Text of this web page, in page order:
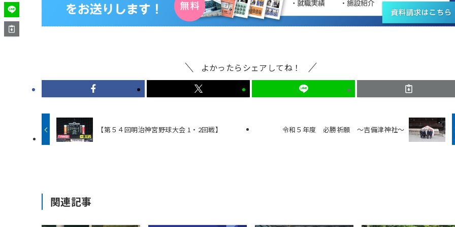
よかったらシェアしてね！
【第５４回明治神宮野球大会 1・2回戦】 令和５年度 必勝祈願 ～吉備津神社～
関連記事